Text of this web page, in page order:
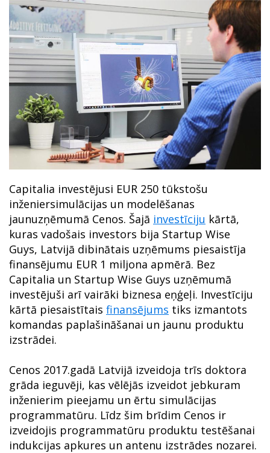
Capitalia investējusi EUR 250 tūkstošu
inženiersimulācijas un modelēšanas
jaunuzņēmumā Cenos. Šajā investīciju kārtā,
kuras vadošais investors bija Startup Wise
Guys, Latvijā dibinātais uzņēmums piesaistīja
finansējumu EUR 1 miljona apmērā. Bez
Capitalia un Startup Wise Guys uzņēmumā
investējuši arī vairāki biznesa eņģeļi. Investīciju
kārtā piesaistītais finansējums tiks izmantots
komandas paplašināšanai un jaunu produktu
izstrādei.
Cenos 2017.gadā Latvijā izveidoja trīs doktora
grāda ieguvēji, kas vēlējās izveidot jebkuram
inženierim pieejamu un ērtu simulācijas
programmatūru. Līdz šim brīdim Cenos ir
izveidojis programmatūru produktu testēšanai
indukcijas apkures un antenu izstrādes nozarei.